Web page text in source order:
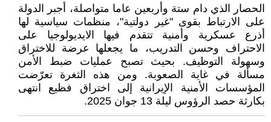
الحصار الذي دام ستة وأربعين عاما متواصلة، أجبر الدولة
على الارتباط بقوى "غير دولتية"، منظمات سياسية لها
أذرع عسكرية وأمنية تتقدم فيها الايديولوجيا على
الاحتراف وحسن التدريب، ما يجعلها عرضة للاختراق
وسهولة التوظيف. بحيث تصبح عمليات ضبط الأمن
مسألة في غاية الصعوبة. ومن هذه الثغرة تعرّضت
المؤسسات الأمنية الإيرانية إلى اختراق فظيع انتهى
بكارثة حصد الرؤوس ليلة 13 جوان 2025.